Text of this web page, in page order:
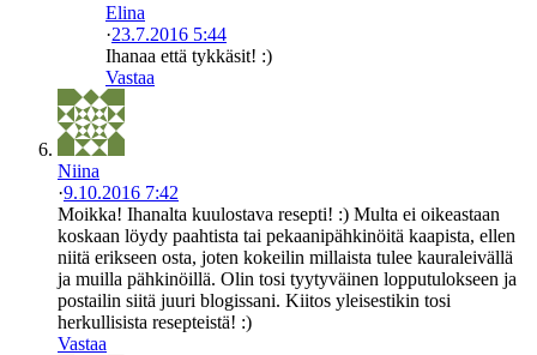
Elina
·23.7.2016 5:44
Ihanaa että tykkäsit! :)
Vastaa
Niina
·9.10.2016 7:42
Moikka! Ihanalta kuulostava resepti! :) Multa ei oikeastaan
koskaan löydy paahtista tai pekaanipähkinöitä kaapista, ellen
niitä erikseen osta, joten kokeilin millaista tulee kauraleivällä
ja muilla pähkinöillä. Olin tosi tyytyväinen lopputulokseen ja
postailin siitä juuri blogissani. Kiitos yleisestikin tosi
herkullisista resepteistä! :)
Vastaa